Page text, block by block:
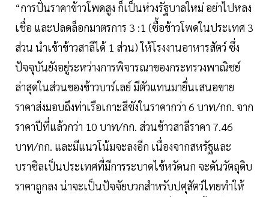
“การปั่นราคาข้าวโพดสูง ก็เป็นห่วงรัฐบาลใหม่ อย่าไปหลง
เชื่อ และปลดล็อกมาตรการ 3 :1 (ซื้อข้าวโพดในประเทศ 3
ส่วน นำเข้าข้าวสาลีได้ 1 ส่วน) ให้โรงงานอาหารสัตว์ ซึ่ง
ปัจจุบันยังอยู่ระหว่างการพิจารณาของกระทรวงพาณิชย์
ล่าสุดในส่วนของข้าวบาร์เลย์ มีตัวแทนมายื่นเสนอขาย
ราคาส่งมอบถึงท่าเรือเกาะสีชังในราคากว่า 6 บาท/กก. จาก
ราคาปีที่แล้วกว่า 10 บาท/กก. ส่วนข้าวสาลีราคา 7.46
บาท/กก. และมีแนวโน้มจะลงอีก เนื่องจากสหรัฐและ
บราซิลเป็นประเทศที่มีการระบาดไข้หวัดนก จะดันวัตถุดิบ
ราคาถูกลง น่าจะเป็นปัจจัยบวกสำหรับปศุสัตว์ไทยทำให้